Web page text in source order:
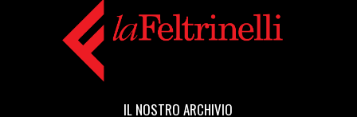
IL NOSTRO ARCHIVIO